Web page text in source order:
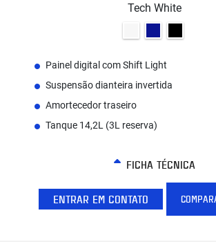
Tech White
Painel digital com Shift Light
Suspensão dianteira invertida
Amortecedor traseiro
Tanque 14,2L (3L reserva)
FICHA TÉCNICA
ENTRAR EM CONTATO